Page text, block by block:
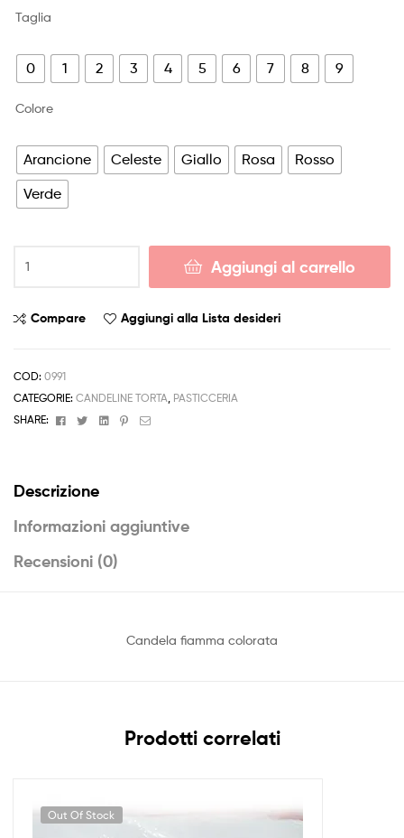
Taglia
0 1 2 3 4 5 6 7 8 9
Colore
Arancione Celeste Giallo Rosa
Rosso
Verde
Numero
Colorata
Aggiungi al carrello
Compare Aggiungi alla Lista desideri
COD: 0991
CATEGORIE: CANDELINE TORTA PASTICCERIA
SHARE:
FacebookTwitterLinkedinPinterest
Email
Descrizione
Informazioni aggiuntive
Recensioni (0)
Candela fiamma colorata
Prodotti correlati
Out Of Stock